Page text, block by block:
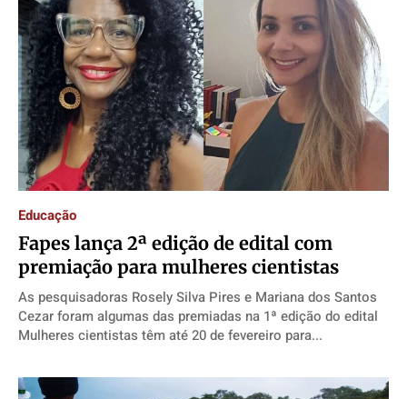
Termos de Uso
Privacidade
Termos de Uso
Privacidade
Termos de Uso
Privacidade
Termos de Uso
Privacidade
Educação
Fapes lança 2ª edição de edital com
premiação para mulheres cientistas
As pesquisadoras Rosely Silva Pires e Mariana dos Santos
Cezar foram algumas das premiadas na 1ª edição do edital
Mulheres cientistas têm até 20 de fevereiro para...